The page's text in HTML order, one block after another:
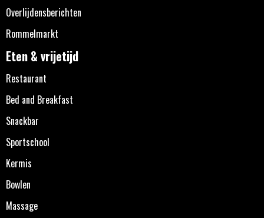
Overlijdensberichten
Rommelmarkt
Eten & vrijetijd
Restaurant
Bed and Breakfast
Snackbar
Sportschool
Kermis
Bowlen
Massage